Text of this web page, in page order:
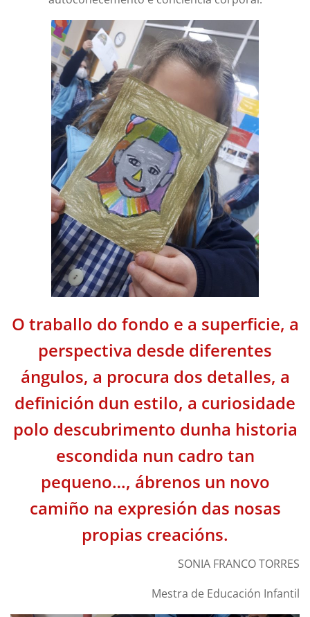
O traballo do fondo e a superficie, a
perspectiva desde diferentes
ángulos, a procura dos detalles, a
definición dun estilo, a curiosidade
polo descubrimento dunha historia
escondida nun cadro tan
pequeno…, ábrenos un novo
camiño na expresión das nosas
propias creacións.
SONIA FRANCO TORRES
Mestra de Educación Infantil